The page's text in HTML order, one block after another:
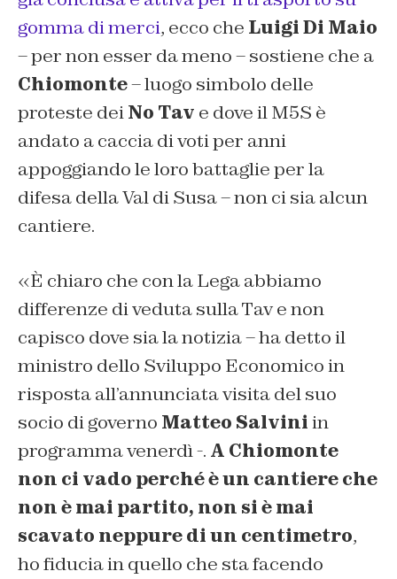
gomma di merci, ecco che Luigi Di Maio
– per non esser da meno – sostiene che a
Chiomonte– luogo simbolo delle
proteste deiNo Tav e dove il M5S è
andato a caccia di voti per anni
appoggiando le loro battaglie per la
difesa della Val di Susa – non ci sia alcun
cantiere.
«È chiaro che con la Lega abbiamo
differenze di veduta sulla Tav e non
capisco dove sia la notizia – ha detto il
ministro dello Sviluppo Economico in
risposta all’annunciata visita del suo
socio di governo Matteo Salviniin
programma venerdì -. A Chiomonte
non ci vado perché è un cantiere che
non è mai partito, non si è mai
scavato neppure di un centimetro,
ho fiducia in quello che sta facendo